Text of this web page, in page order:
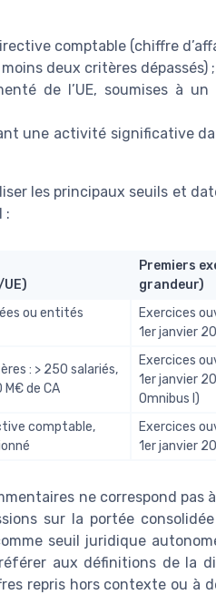
comptable (chiffre
deux critères dépassés) ;
de l’UE, soumises à
une activité significative
les principaux seuils et
:
Premiers
grandeur)
ou entités
Exercices
1er janvier
: > 250 salariés,
M€ de CA
Exercices
1er janvier
Omnibus I)
comptable,
Exercices
1er janvier
ne correspond pas
sur la portée
seuil juridique
aux définitions de la
repris hors contexte ou à